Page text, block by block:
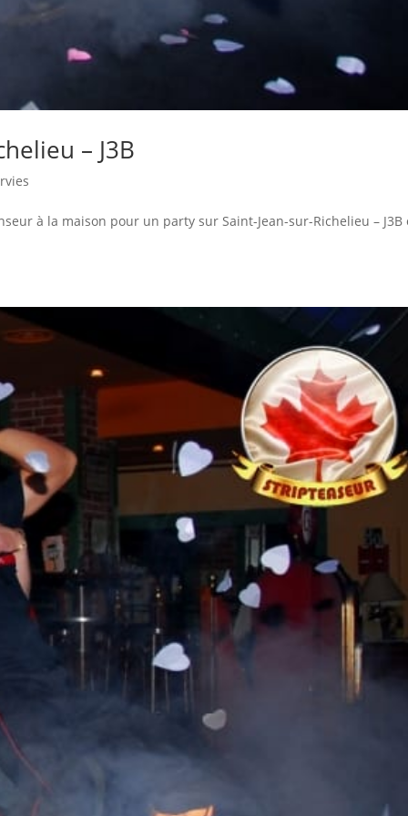
– J3B
à la maison pour un party sur Saint-Jean-sur-Richelieu – J3B